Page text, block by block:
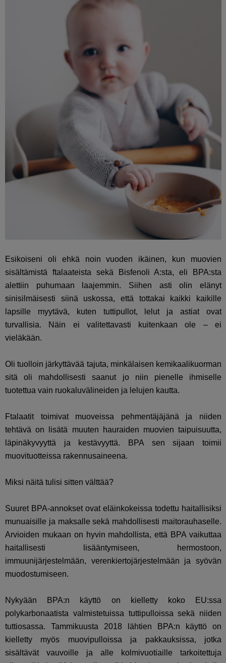
Esikoiseni oli ehkä noin vuoden ikäinen, kun muovien
sisältämistä ftalaateista sekä Bisfenoli A:sta, eli BPA:sta
alettiin puhumaan laajemmin. Siihen asti olin elänyt
sinisilmäisesti siinä uskossa, että tottakai kaikki kaikille
lapsille myytävä, kuten tuttipullot, lelut ja astiat ovat
turvallisia. Näin ei valitettavasti kuitenkaan ole – ei
vieläkään.
Oli tuolloin järkyttävää tajuta, minkälaisen kemikaalikuorman
sitä oli mahdollisesti saanut jo niin pienelle ihmiselle
tuotettua vain ruokaluvälineiden ja lelujen kautta.
Ftalaatit toimivat muoveissa pehmentäjäjänä ja niiden
tehtävä on lisätä muuten hauraiden muovien taipuisuutta,
läpinäkyvyyttä ja kestävyyttä. BPA sen sijaan toimii
muovituotteissa rakennusaineena.
Miksi näitä tulisi sitten välttää?
Suuret BPA-annokset ovat eläinkokeissa todettu haitallisiksi
munuaisille ja maksalle sekä mahdollisesti maitorauhaselle.
Arvioiden mukaan on hyvin mahdollista, että BPA vaikuttaa
haitallisesti lisääntymiseen, hermostoon,
immuunijärjestelmään, verenkiertojärjestelmään ja syövän
muodostumiseen.
Nykyään BPA:n käyttö on kielletty koko EU:ssa
polykarbonaatista valmistetuissa tuttipulloissa sekä niiden
tuttiosassa. Tammikuusta 2018 lähtien BPA:n käyttö on
kielletty myös muovipulloissa ja pakkauksissa, jotka
sisältävät vauvoille ja alle kolmivuotiaille tarkoitettuja